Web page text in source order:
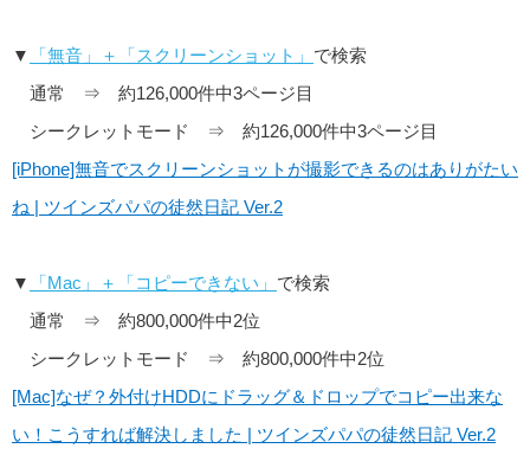
▼ 「無音」＋「スクリーンショット」 で検索
通常 ⇒ 約126,000件中3ページ目
シークレットモード ⇒ 約126,000件中3ページ目
[iPhone]無音でスクリーンショットが撮影できるのはありがたい
ね | ツインズパパの徒然日記 Ver.2
▼ 「Mac」＋「コピーできない」 で検索
通常 ⇒ 約800,000件中2位
シークレットモード ⇒ 約800,000件中2位
[Mac]なぜ？外付けHDDにドラッグ＆ドロップでコピー出来な
い！こうすれば解決しました | ツインズパパの徒然日記 Ver.2